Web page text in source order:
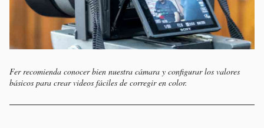
Fer recomienda conocer bien nuestra cámara y configurar los valores
básicos para crear videos fáciles de corregir en color.